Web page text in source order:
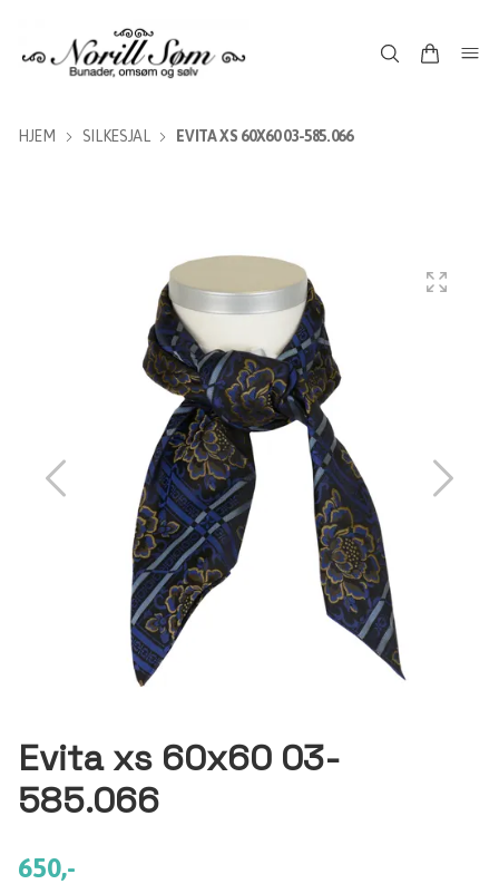
HJEM SILKESJAL EVITA XS 60X60 03-585.066
Evita xs 60x60 03-
585.066
650,-